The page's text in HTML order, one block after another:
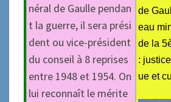
néral de Gaulle pendan
t la guerre, il sera prési
dent ou vice-président
du conseil à 8 reprises
entre 1948 et 1954. On
lui reconnaît le mérite
de
eau
de la
:
ue et